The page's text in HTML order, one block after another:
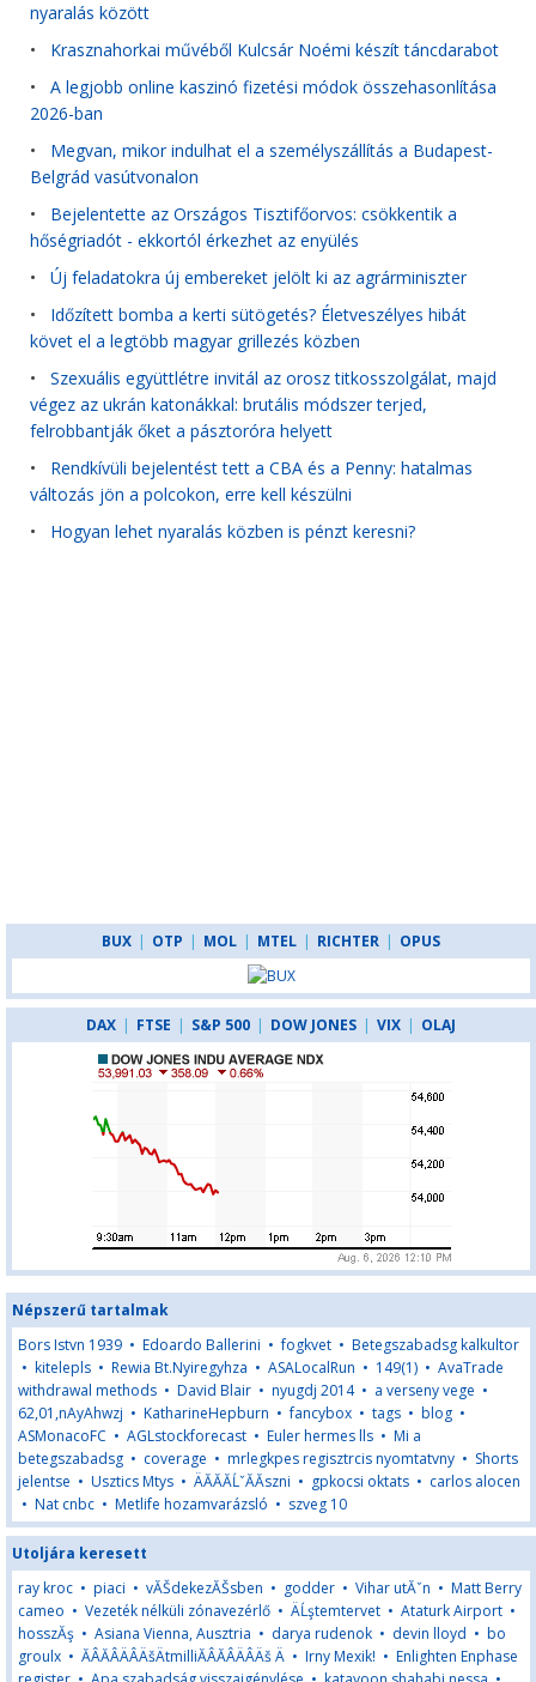
nyaralás között
• Krasznahorkai művéből Kulcsár Noémi készít táncdarabot
• A legjobb online kaszinó fizetési módok összehasonlítása
2026-ban
• Megvan, mikor indulhat el a személyszállítás a Budapest-
Belgrád vasútvonalon
• Bejelentette az Országos Tisztifőorvos: csökkentik a
hőségriadót - ekkortól érkezhet az enyülés
• Új feladatokra új embereket jelölt ki az agrárminiszter
• Időzített bomba a kerti sütögetés? Életveszélyes hibát
követ el a legtöbb magyar grillezés közben
• Szexuális együttlétre invitál az orosz titkosszolgálat, majd
végez az ukrán katonákkal: brutális módszer terjed,
felrobbantják őket a pásztoróra helyett
• Rendkívüli bejelentést tett a CBA és a Penny: hatalmas
változás jön a polcokon, erre kell készülni
• Hogyan lehet nyaralás közben is pénzt keresni?
BUX | OTP | MOL | MTEL | RICHTER | OPUS
DAX | FTSE | S&P 500 | DOW JONES | VIX | OLAJ
Népszerű tartalmak
Bors Istvn 1939 • Edoardo Ballerini •fogkvet • Betegszabadsg kalkultor
• kitelepls • Rewia Bt.Nyiregyhza • ASALocalRun • 149(1) • AvaTrade
withdrawal methods • David Blair • nyugdj 2014• a verseny vege •
62,01,nAyAhwzj • KatharineHepburn •fancybox • tags • blog •
ASMonacoFC • AGLstockforecast • Euler hermes lls • Mi a
betegszabadsg • coverage • mrlegkpes regisztrcis nyomtatvny • Shorts
jelentse • Usztics Mtys • ÄĂĂĂĹˇĂĂszni • gpkocsi oktats • carlos alocen
• Nat cnbc • Metlife hozamvarázsló • szveg 10
Utoljára keresett
ray kroc • piaci • vĂŠdekezĂŠsben • godder • Vihar utĂˇn • Matt Berry
cameo • Vezeték nélküli zónavezérlő • ÄĹştemtervet • Ataturk Airport •
hosszĂş • Asiana Vienna, Ausztria • darya rudenok • devin lloyd • bo
groulx • ĂÂĂÂÄÂÄšÄtmilliĂÂĂÂÄÂÄš Ä • Irny Mexik! • Enlighten Enphase